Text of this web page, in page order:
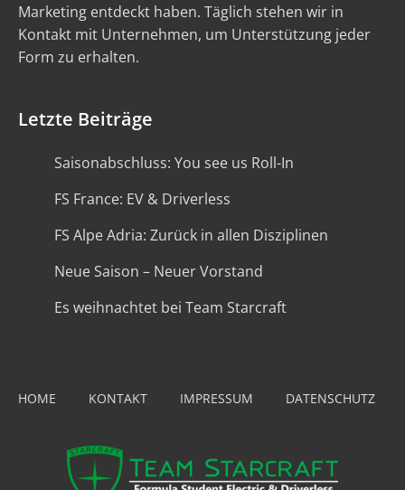
Marketing entdeckt haben. Täglich stehen wir in
Kontakt mit Unternehmen, um Unterstützung jeder
Form zu erhalten.
Letzte Beiträge
Saisonabschluss: You see us Roll-In
FS France: EV & Driverless
FS Alpe Adria: Zurück in allen Disziplinen
Neue Saison – Neuer Vorstand
Es weihnachtet bei Team Starcraft
HOME KONTAKT IMPRESSUM DATENSCHUTZ